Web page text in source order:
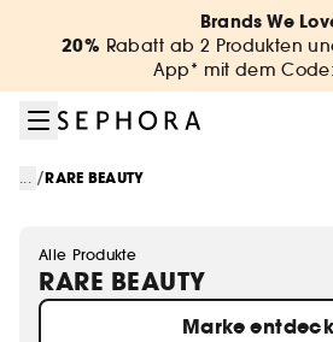
Brands We
20% Rabatt ab 2 Produkten
App* mit dem Code:
... /RARE BEAUTY
Alle Produkte
RARE BEAUTY
Marke